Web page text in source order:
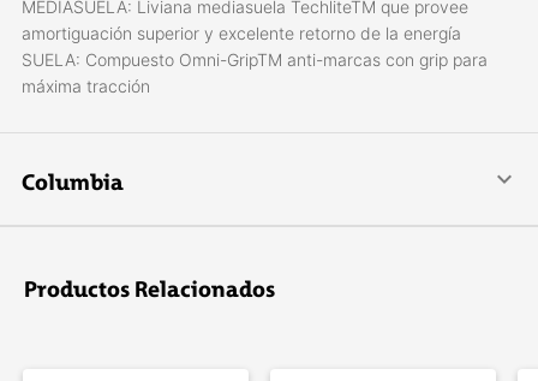
MEDIASUELA: Liviana mediasuela TechliteTM que provee
amortiguación superior y excelente retorno de la energía
SUELA: Compuesto Omni-GripTM anti-marcas con grip para
máxima tracción
Columbia
La pasión nos lleva a hacer los mejores productos para el
mismo espíritu de aventura.
Productos Relacionados